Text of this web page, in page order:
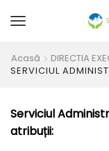
Acasă
DIRECTIA
SERVICIUL
Serviciul
atribuții: